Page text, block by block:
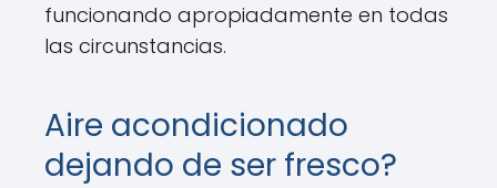
funcionando apropiadamente en todas
las circunstancias.
Aire acondicionado
dejando de ser fresco?